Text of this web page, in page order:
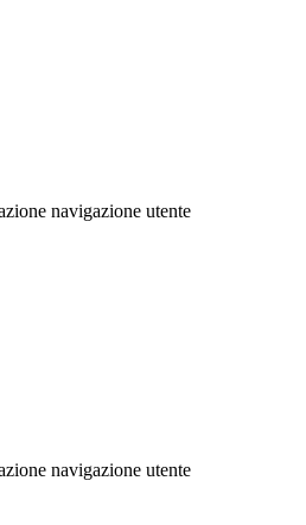
navigazione utente
navigazione utente